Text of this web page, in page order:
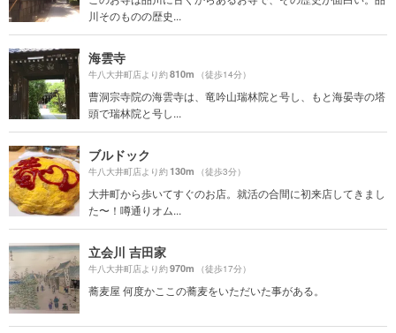
川そのものの歴史...
海雲寺
牛八大井町店より約810m （徒歩14分）
曹洞宗寺院の海雲寺は、竜吟山瑞林院と号し、もと海晏寺の塔
頭で瑞林院と号し...
ブルドック
牛八大井町店より約130m （徒歩3分）
大井町から歩いてすぐのお店。就活の合間に初来店してきまし
た〜！噂通りオム...
立会川 吉田家
牛八大井町店より約970m （徒歩17分）
蕎麦屋 何度かここの蕎麦をいただいた事がある。